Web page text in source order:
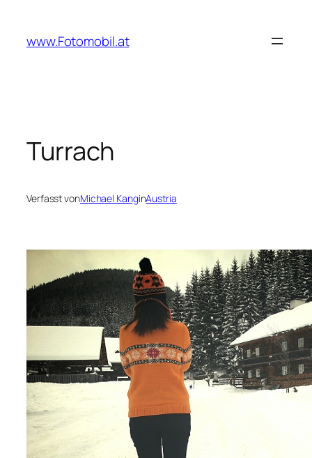
springen
www.Fotomobil.at
Turrach
Verfasst vonMichael KanginAustria